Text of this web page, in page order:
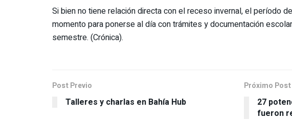
Si bien no tiene relación directa con el receso invernal, el período
momento para ponerse al día con trámites y documentación
semestre. (Crónica).
Post Previo
Talleres y charlas en Bahía Hub
Próximo Post
27
fueron